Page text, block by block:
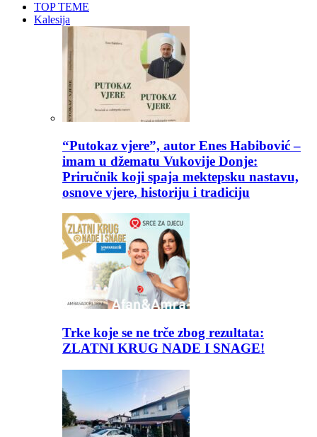
TOP TEME
Kalesija
“Putokaz vjere”, autor Enes Habibović –
imam u džematu Vukovije Donje:
Priručnik koji spaja mektepsku nastavu,
osnove vjere, historiju i tradiciju
Trke koje se ne trče zbog rezultata:
ZLATNI KRUG NADE I SNAGE!